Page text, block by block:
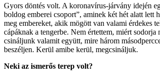
Gyors döntés volt. A koronavírus-járvány idején
boldog emberei csoport”, aminek két hét alatt
meg embereket, akik mögött van valami érdekes
cápáknak a tengerbe. Nem értettem, miért
csináljunk valamit együtt, mire három
beszéljen. Kerül amibe kerül, megcsináljuk.
Neki az ismerős terep volt?